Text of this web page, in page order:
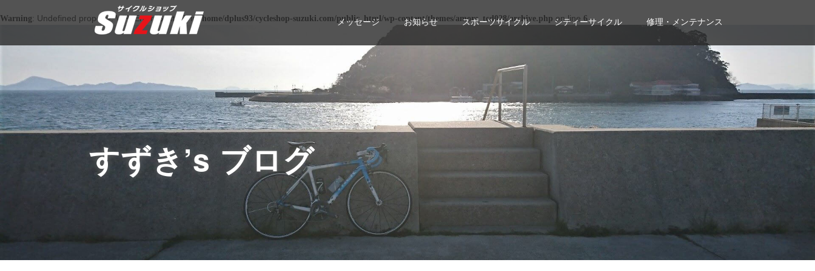
メッセージ お知らせ スポーツサイクル シティーサイクル 修理・メンテナンス
Warning: Undefined property: WP_Error::$cat_ID in/home/dplus93/cycleshop-suzuki.com/public_html/wp-content/themes/amore_tcd028/archive.php on line 6
すずき’s ブログ